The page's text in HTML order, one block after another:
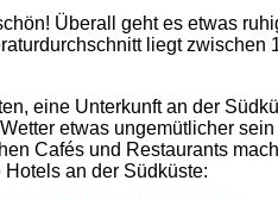
Überall geht es etwas
liegt
eine Unterkunft an der
etwas ungemütlicher
Cafés und Restaurants
an der Südküste: